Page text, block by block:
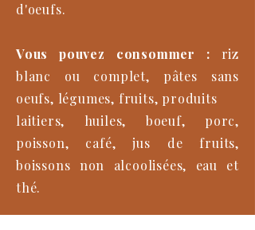
d'oeufs.
Vous pouvez consommer : riz
blanc ou complet, pâtes sans
oeufs, légumes, fruits, produits
laitiers, huiles, boeuf, porc,
poisson, café, jus de fruits,
boissons non alcoolisées, eau et
thé.